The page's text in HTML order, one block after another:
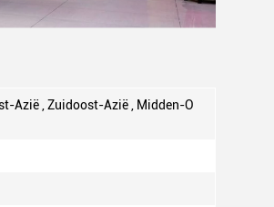
Azië , Zuidoost-Azië , Midden-O